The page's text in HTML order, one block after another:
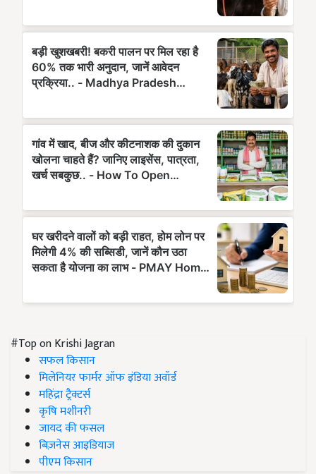
#Top on Krishi Jagran
सफल किसान
मिलेनियर फार्मर ऑफ इंडिया अवॉर्ड
महिंद्रा ट्रैक्टर्स
कृषि मशीनरी
जायद की फसल
बिज़नेस आइडियाज
पीएम किसान